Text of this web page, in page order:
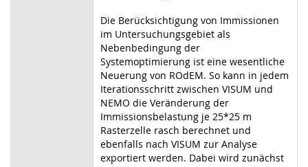
Die Berücksichtigung von Immissionen
im Untersuchungsgebiet als
Nebenbedingung der
Systemoptimierung ist eine wesentliche
Neuerung von ROdEM. So kann in jedem
Iterationsschritt zwischen VISUM und
NEMO die Veränderung der
Immissionsbelastung je 25*25 m
Rasterzelle rasch berechnet und
ebenfalls nach VISUM zur Analyse
exportiert werden. Dabei wird zunächst